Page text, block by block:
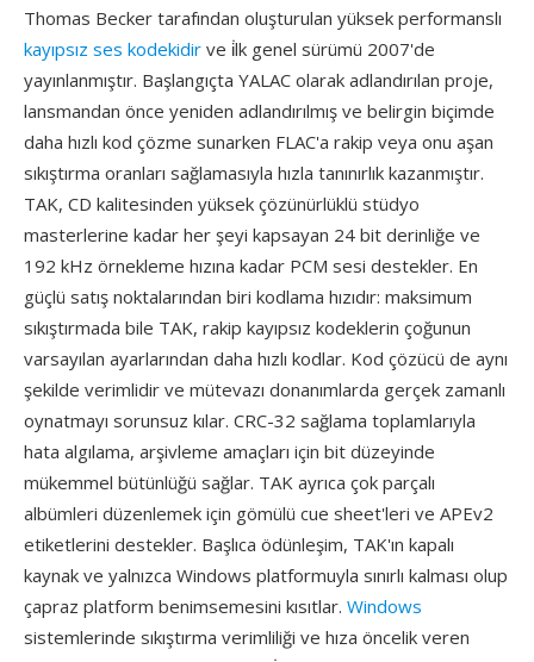
Thomas Becker tarafından oluşturulan yüksek performanslı
kayıpsız ses kodekidir ve i̇lk genel sürümü 2007'de
yayınlanmıştır. Başlangıçta YALAC olarak adlandırılan proje,
lansmandan önce yeniden adlandırılmış ve belirgin biçimde
daha hızlı kod çözme sunarken FLAC'a rakip veya onu aşan
sıkıştırma oranları sağlamasıyla hızla tanınırlık kazanmıştır.
TAK, CD kalitesinden yüksek çözünürlüklü stüdyo
masterlerine kadar her şeyi kapsayan 24 bit derinliğe ve
192 kHz örnekleme hızına kadar PCM sesi destekler. En
güçlü satış noktalarından biri kodlama hızıdır: maksimum
sıkıştırmada bile TAK, rakip kayıpsız kodeklerin çoğunun
varsayılan ayarlarından daha hızlı kodlar. Kod çözücü de aynı
şekilde verimlidir ve mütevazı donanımlarda gerçek zamanlı
oynatmayı sorunsuz kılar. CRC-32 sağlama toplamlarıyla
hata algılama, arşivleme amaçları için bit düzeyinde
mükemmel bütünlüğü sağlar. TAK ayrıca çok parçalı
albümleri düzenlemek için gömülü cue sheet'leri ve APEv2
etiketlerini destekler. Başlıca ödünleşim, TAK'ın kapalı
kaynak ve yalnızca Windows platformuyla sınırlı kalması olup
çapraz platform benimsemesini kısıtlar. Windows
sistemlerinde sıkıştırma verimliliği ve hıza öncelik veren